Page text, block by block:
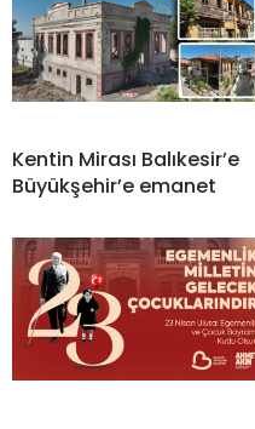
Kentin Mirası Balıkesir’e
Büyükşehir’e emanet